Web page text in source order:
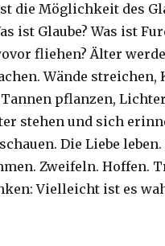
die Möglichkeit des
ist Glaube? Was ist
fliehen? Älter
Wände streichen,
pflanzen,
stehen und sich
Die Liebe
Zweifeln. Hoffen.
Vielleicht ist es